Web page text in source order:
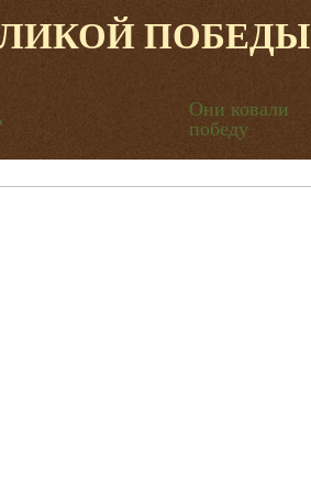
ПОБЕДЫ
Они ковали
победу